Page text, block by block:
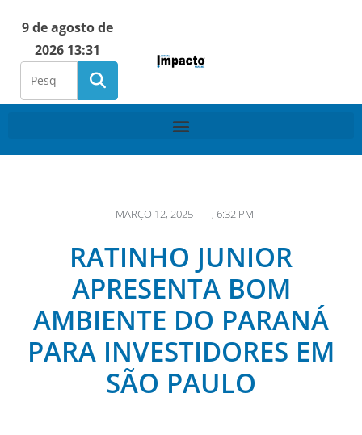
9 de agosto de
2026 13:31
MARÇO 12, 2025 , 6:32 PM
RATINHO JUNIOR
APRESENTA BOM
AMBIENTE DO PARANÁ
PARA INVESTIDORES EM
SÃO PAULO